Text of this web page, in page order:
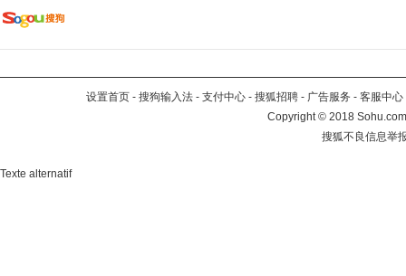
设置首页 - 搜狗输入法 - 支付中心 - 搜狐招聘 - 广告服务 - 客服中心
Copyright©2018
搜狐不良信息举
Texte alternatif